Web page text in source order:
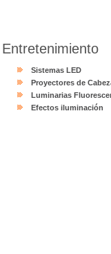
Entretenimiento
Sistemas LED
Proyectores de
Luminarias
Efectos iluminación